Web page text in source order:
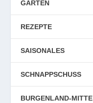
GARTEN
REZEPTE
SAISONALES
SCHNAPPSCHUSS
BURGENLAND-MITTE